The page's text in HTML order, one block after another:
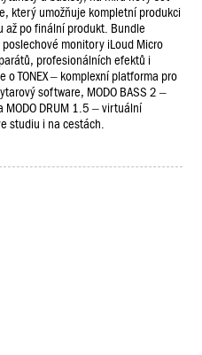
který umožňuje kompletní produkci
až po finální produkt. Bundle
monitory iLoud Micro
profesionálních efektů i
TONEX – komplexní platforma pro
software, MODO BASS 2 –
DRUM 1.5 – virtuální
studiu i na cestách.